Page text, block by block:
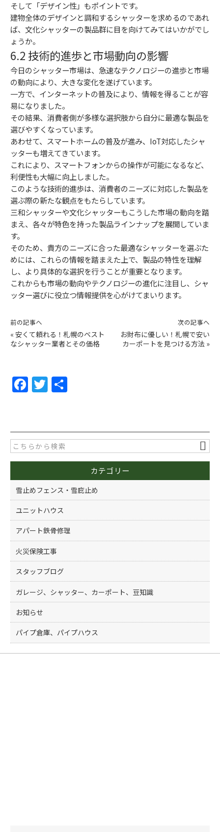
そして「デザイン性」もポイントです。
建物全体のデザインと調和するシャッターを求めるのであれ
ば、文化シャッターの製品群に目を向けてみてはいかがでし
ょうか。
6.2 技術的進歩と市場動向の影響
今日のシャッター市場は、急速なテクノロジーの進歩と市場
の動向により、大きな変化を遂げています。
一方で、インターネットの普及により、情報を得ることが容
易になりました。
その結果、消費者側が多様な選択肢から自分に最適な製品を
選びやすくなっています。
あわせて、スマートホームの普及が進み、IoT対応したシャ
ッターも増えてきています。
これにより、スマートフォンからの操作が可能になるなど、
利便性も大幅に向上しました。
このような技術的進歩は、消費者のニーズに対応した製品を
選ぶ際の新たな観点をもたらしています。
三和シャッターや文化シャッターもこうした市場の動向を踏
まえ、各々が特色を持った製品ラインナップを展開していま
す。
そのため、貴方のニーズに合った最適なシャッターを選ぶた
めには、これらの情報を踏まえた上で、製品の特性を理解
し、より具体的な選択を行うことが重要となります。
これからも市場の動向やテクノロジーの進化に注目し、シャ
ッター選びに役立つ情報提供を心がけてまいります。
前の記事へ
« 安くて頼れる！札幌のベスト
なシャッター業者とその価格
次の記事へ
お財布に優しい！札幌で安い
カーポートを見つける方法 »
F
a
e
b
o
o
k
T
w
er
カテゴリー
雪止めフェンス・雪庇止め
ユニットハウス
アパート鉄骨修理
火災保険工事
スタッフブログ
ガレージ、シャッター、カーポート、豆知識
お知らせ
パイプ倉庫、パイプハウス